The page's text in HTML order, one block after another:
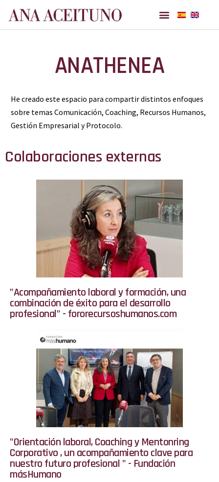
ANATHENEA
He creado este espacio para compartir distintos enfoques
sobre temas Comunicación, Coaching, Recursos Humanos,
Gestión Empresarial y Protocolo.
Colaboraciones externas
"Acompañamiento laboral y formación, una
combinación de éxito para el desarrollo
profesional" - fororecursoshumanos.com
"Orientación laboral, Coaching y Mentonring
Corporativo , un acompañamiento clave para
nuestro futuro profesional " - Fundación
másHumano